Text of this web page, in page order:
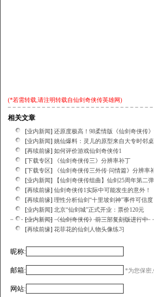
(*若需转载,请注明转载自仙剑奇侠传英雄网)
相关文章
[业内新闻] 还原度极高！98柔情版《仙剑奇侠传
[业内新闻] 姚仙爆料：灵儿的原型来自大专时邻
[再续前缘] 如何评价游戏仙剑奇侠传1
[下载专区]
《仙剑奇侠传三》分辨率补丁
[下载专区]
《仙剑奇侠传三外传·问情篇》分辨率
[业内新闻]
【仙剑奇侠传组曲】仙剑25周年第二
[再续前缘] 仙剑奇侠传1实际中可能发生的意外！
[再续前缘] 理性分析仙剑“十里坡剑神”事件可信度
[业内新闻] 北京“仙剑城”正式开业：票价120元
[业内新闻] 《仙剑奇侠传》前三部复刻版进行中
[再续前缘] 花菲花的仙剑人物头像练习
昵称:
邮箱: *为您保密,
网站: